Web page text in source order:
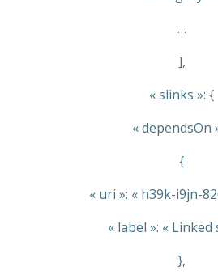
…
],
« slinks »: {
« dependsOn
{
« uri »: « h39k-i9jn-
« label »: « Linked
},